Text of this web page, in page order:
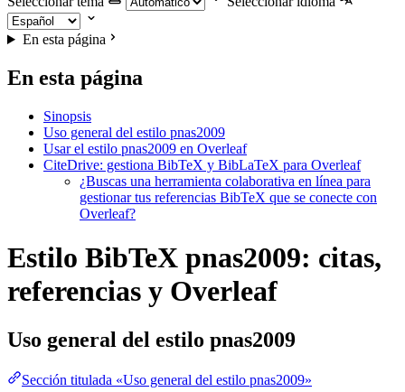
En esta página
En esta página
Sinopsis
Uso general del estilo pnas2009
Usar el estilo pnas2009 en Overleaf
CiteDrive: gestiona BibTeX y BibLaTeX para Overleaf
¿Buscas una herramienta colaborativa en línea para
gestionar tus referencias BibTeX que se conecte con
Overleaf?
Estilo BibTeX pnas2009: citas,
referencias y Overleaf
Uso general del estilo pnas2009
Sección titulada «Uso general del estilo pnas2009»